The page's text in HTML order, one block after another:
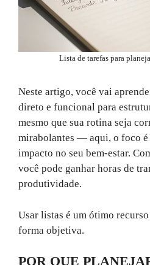
Lista de tarefas para
Neste artigo, você vai
direto e funcional para
mesmo que sua rotina seja
mirabolantes — aqui, o foco é
impacto no seu bem-estar.
você pode ganhar horas de
produtividade.
Usar listas é um ótimo
forma objetiva.
POR QUE